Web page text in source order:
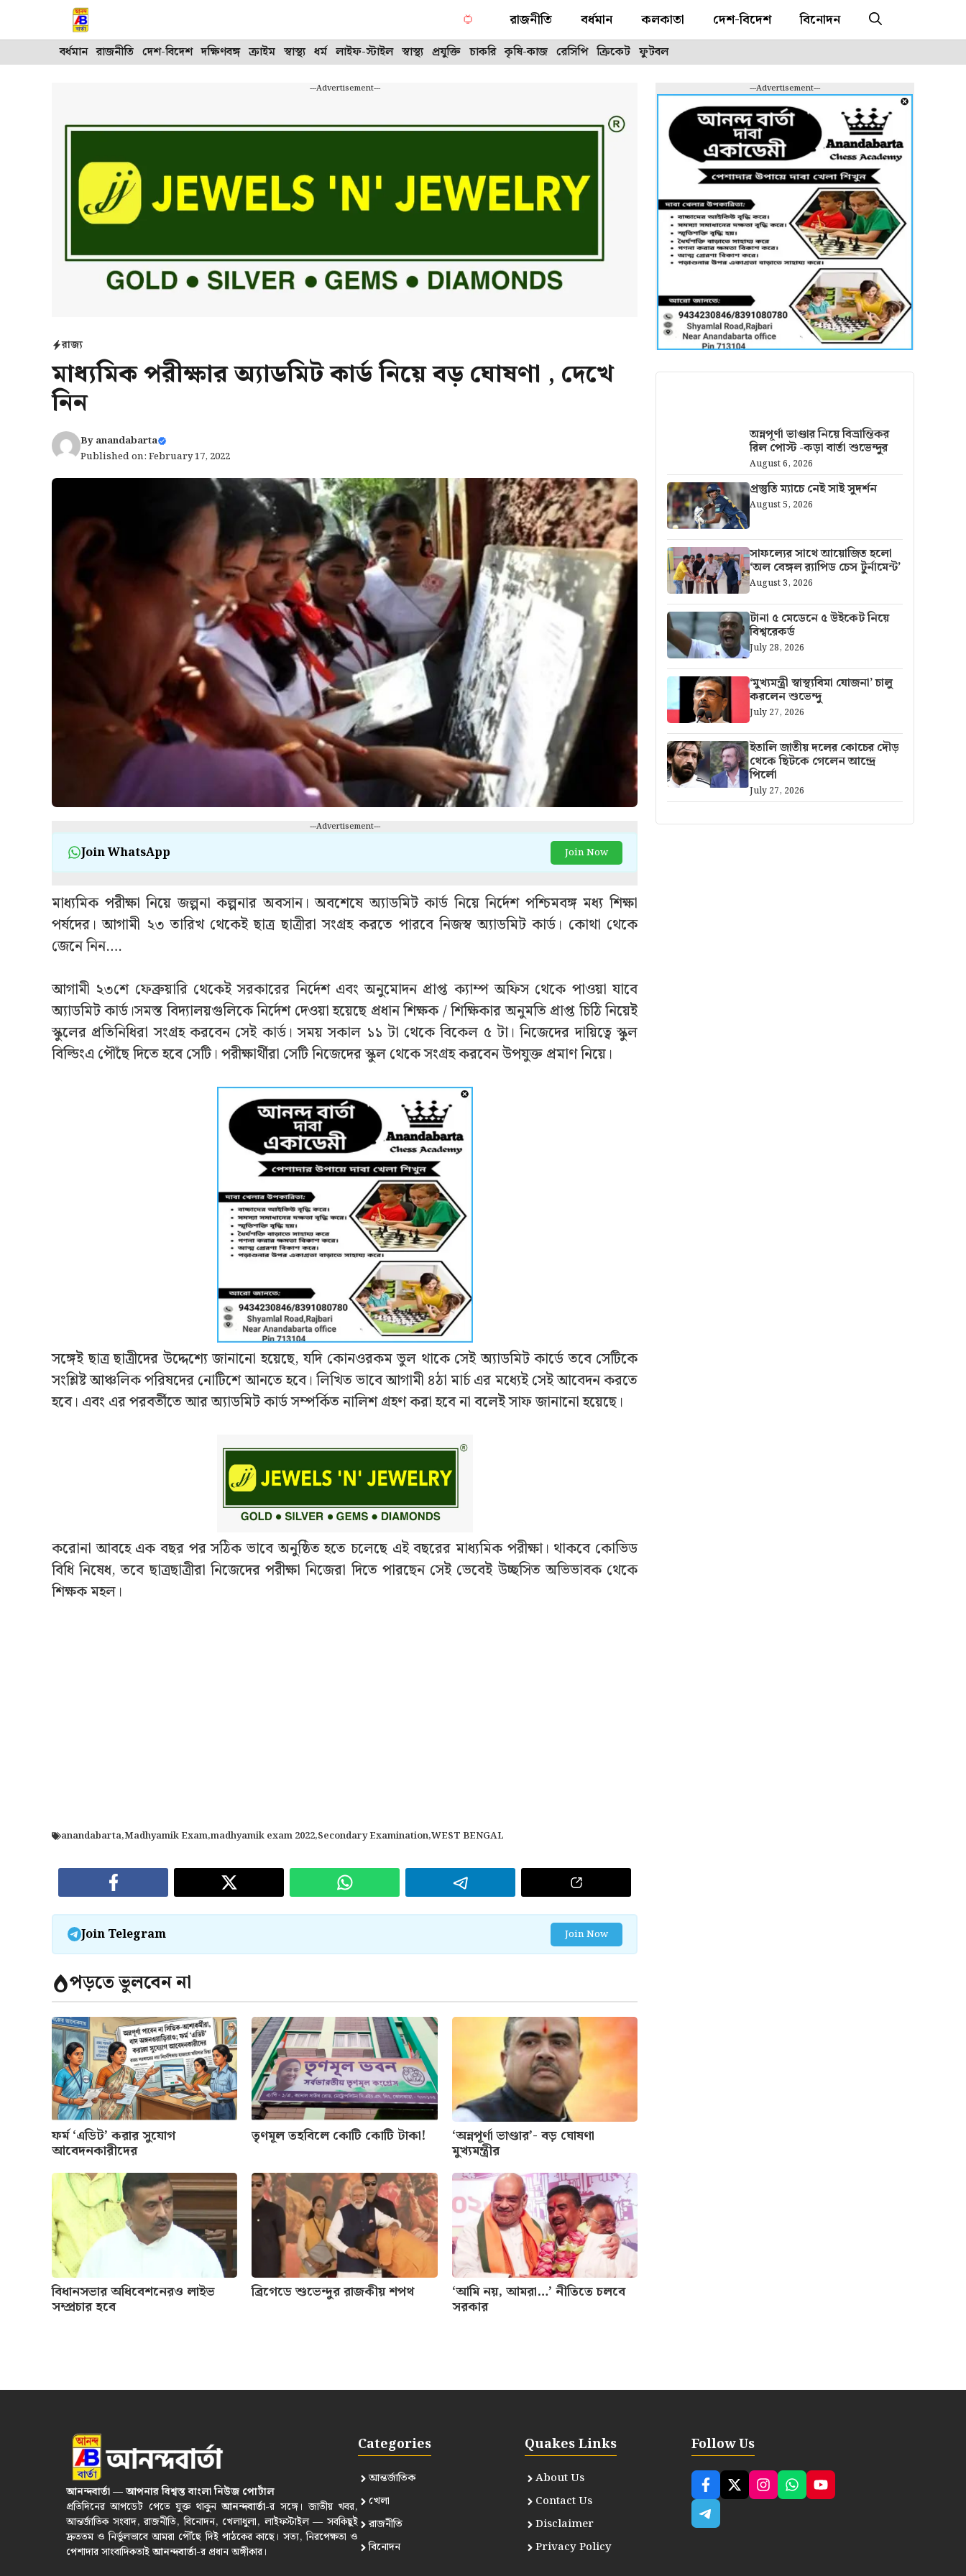
রাজনীতি বর্ধমান কলকাতা দেশ-বিদেশ বিনোদন
বর্ধমান রাজনীতি দেশ-বিদেশ দক্ষিণবঙ্গ ক্রাইম স্বাস্থ্য ধর্ম লাইফ-স্টাইল স্বাস্থ্য প্রযুক্তি চাকরি কৃষি-কাজ রেসিপি ক্রিকেট ফুটবল
---Advertisement---
রাজ্য
মাধ্যমিক পরীক্ষার অ্যাডমিট কার্ড নিয়ে বড় ঘোষণা , দেখে
নিন
Byanandabarta
Published on: February 17, 2022
---Advertisement---
Join WhatsApp Join Now
মাধ্যমিক পরীক্ষা নিয়ে জল্পনা কল্পনার অবসান। অবশেষে অ্যাডমিট কার্ড নিয়ে নির্দেশ পশ্চিমবঙ্গ মধ্য শিক্ষা
পর্ষদের। আগামী ২৩ তারিখ থেকেই ছাত্র ছাত্রীরা সংগ্রহ করতে পারবে নিজস্ব অ্যাডমিট কার্ড। কোথা থেকে
জেনে নিন….
আগামী ২৩শে ফেব্রুয়ারি থেকেই সরকারের নির্দেশ এবং অনুমোদন প্রাপ্ত ক্যাম্প অফিস থেকে পাওয়া যাবে
অ্যাডমিট কার্ড।সমস্ত বিদ্যালয়গুলিকে নির্দেশ দেওয়া হয়েছে প্রধান শিক্ষক / শিক্ষিকার অনুমতি প্রাপ্ত চিঠি নিয়েই
স্কুলের প্রতিনিধিরা সংগ্রহ করবেন সেই কার্ড। সময় সকাল ১১ টা থেকে বিকেল ৫ টা। নিজেদের দায়িত্বে স্কুল
বিল্ডিংএ পৌঁছে দিতে হবে সেটি। পরীক্ষার্থীরা সেটি নিজেদের স্কুল থেকে সংগ্রহ করবেন উপযুক্ত প্রমাণ নিয়ে।
সঙ্গেই ছাত্র ছাত্রীদের উদ্দেশ্যে জানানো হয়েছে, যদি কোনওরকম ভুল থাকে সেই অ্যাডমিট কার্ডে তবে সেটিকে
সংশ্লিষ্ট আঞ্চলিক পরিষদের নোটিশে আনতে হবে। লিখিত ভাবে আগামী ৪ঠা মার্চ এর মধ্যেই সেই আবেদন করতে
হবে। এবং এর পরবর্তীতে আর অ্যাডমিট কার্ড সম্পর্কিত নালিশ গ্রহণ করা হবে না বলেই সাফ জানানো হয়েছে।
করোনা আবহে এক বছর পর সঠিক ভাবে অনুষ্ঠিত হতে চলেছে এই বছরের মাধ্যমিক পরীক্ষা। থাকবে কোভিড
বিধি নিষেধ, তবে ছাত্রছাত্রীরা নিজেদের পরীক্ষা নিজেরা দিতে পারছেন সেই ভেবেই উচ্ছসিত অভিভাবক থেকে
শিক্ষক মহল।
anandabarta,Madhyamik Exam,madhyamik exam 2022,Secondary Examination,WEST BENGAL
Join Telegram Join Now
পড়তে ভুলবেন না
ফর্ম ‘এডিট’ করার সুযোগ
আবেদনকারীদের
তৃণমূল তহবিলে কোটি কোটি টাকা! ‘অন্নপূর্ণা ভাণ্ডার’- বড় ঘোষণা
মুখ্যমন্ত্রীর
বিধানসভার অধিবেশনেরও লাইভ
সম্প্রচার হবে
ব্রিগেডে শুভেন্দুর রাজকীয় শপথ ‘আমি নয়, আমরা…’ নীতিতে চলবে
সরকার
---Advertisement---
অন্নপূর্ণা ভাণ্ডার নিয়ে বিভ্রান্তিকর
রিল পোস্ট -কড়া বার্তা শুভেন্দুর
August 6, 2026
প্রস্তুতি ম্যাচে নেই সাই সুদর্শন
August 5, 2026
সাফল্যের সাথে আয়োজিত হলো
‘অল বেঙ্গল র‍্যাপিড চেস টুর্নামেন্ট’
August 3, 2026
টানা ৫ মেডেনে ৫ উইকেট নিয়ে
বিশ্বরেকর্ড
July 28, 2026
‘মুখ্যমন্ত্রী স্বাস্থ্যবিমা যোজনা’ চালু
করলেন শুভেন্দু
July 27, 2026
ইতালি জাতীয় দলের কোচের দৌড়
থেকে ছিটকে গেলেন আন্দ্রে
পির্লো
July 27, 2026
আনন্দবার্তা — আপনার বিশ্বস্ত বাংলা নিউজ পোর্টাল
প্রতিদিনের আপডেট পেতে যুক্ত থাকুনআনন্দবার্তা-র সঙ্গে। জাতীয় খবর,
আন্তর্জাতিক সংবাদ, রাজনীতি, বিনোদন, খেলাধুলা, লাইফস্টাইল — সবকিছুই
দ্রুততম ও নির্ভুলভাবে আমরা পৌঁছে দিই পাঠকের কাছে। সত্য, নিরপেক্ষতা ও
পেশাদার সাংবাদিকতাইআনন্দবার্তা-র প্রধান অঙ্গীকার।
Categories
আন্তর্জাতিক
খেলা
রাজনীতি
বিনোদন
Quakes Links
About Us
Contact Us
Disclaimer
Privacy Policy
Follow Us